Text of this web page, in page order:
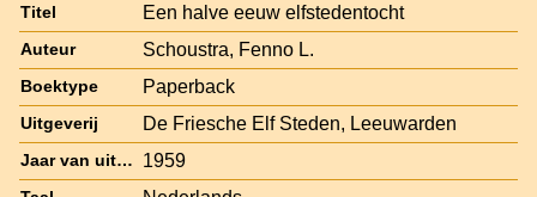
Titel Een halve eeuw elfstedentocht
Auteur Schoustra, Fenno L.
Boektype Paperback
Uitgeverij De Friesche Elf Steden, Leeuwarden
Jaar van uitgave 1959